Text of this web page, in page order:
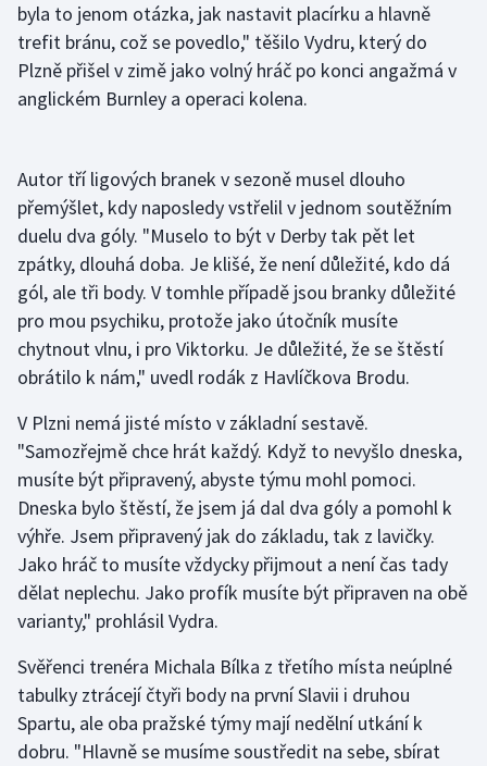
Krasobruslení
Lezení
Moderní pětiboj
Motorsport
Olympijské hry
Parasport
Plavání
Plážový volejbal
Ragby
Rychlobruslení
Rychlostní kanoistika
Sportovní střelba
Stolní tenis
byla to jenom otázka, jak nastavit placírku a hlavně
trefit bránu, což se povedlo," těšilo Vydru, který do
Plzně přišel v zimě jako volný hráč po konci angažmá v
anglickém Burnley a operaci kolena.
Autor tří ligových branek v sezoně musel dlouho
přemýšlet, kdy naposledy vstřelil v jednom soutěžním
duelu dva góly. "Muselo to být v Derby tak pět let
zpátky, dlouhá doba. Je klišé, že není důležité, kdo dá
gól, ale tři body. V tomhle případě jsou branky důležité
pro mou psychiku, protože jako útočník musíte
chytnout vlnu, i pro Viktorku. Je důležité, že se štěstí
obrátilo k nám," uvedl rodák z Havlíčkova Brodu.
V Plzni nemá jisté místo v základní sestavě.
"Samozřejmě chce hrát každý. Když to nevyšlo dneska,
musíte být připravený, abyste týmu mohl pomoci.
Dneska bylo štěstí, že jsem já dal dva góly a pomohl k
výhře. Jsem připravený jak do základu, tak z lavičky.
Jako hráč to musíte vždycky přijmout a není čas tady
dělat neplechu. Jako profík musíte být připraven na obě
varianty," prohlásil Vydra.
Svěřenci trenéra Michala Bílka z třetího místa neúplné
tabulky ztrácejí čtyři body na první Slavii i druhou
Spartu, ale oba pražské týmy mají nedělní utkání k
dobru. "Hlavně se musíme soustředit na sebe, sbírat